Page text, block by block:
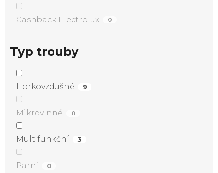
Cashback Electrolux 0
Typ trouby
Horkovzdušné 9
Mikrovlnné 0
Multifunkční 3
Parní 0